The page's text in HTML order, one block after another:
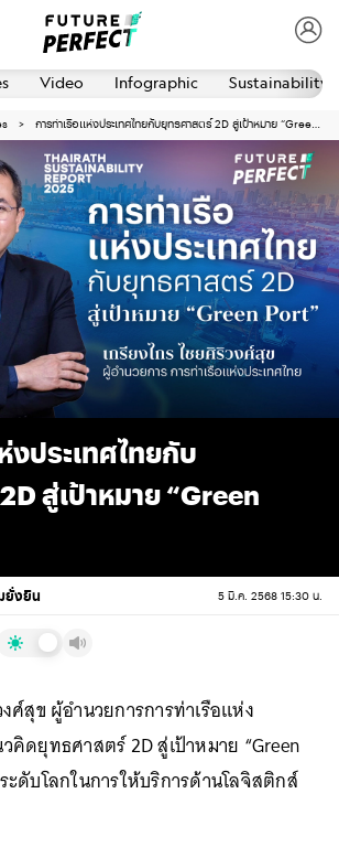
Video Infographic Sustainability
การท่าเรือแห่งประเทศไทยกับยุทธศาสตร์ 2D สู่เป้าหมาย “Green Port”
งประเทศไทยกับ
สู่เป้าหมาย “Green
ยั่งยืน 5 มี.ค. 2568 15:30 น.
ศ์สุข ผู้อำนวยการการท่าเรือแห่ง
คิดยุทธศาสตร์ 2D สู่เป้าหมาย “Green
ะดับโลกในการให้บริการด้านโลจิสติกส์